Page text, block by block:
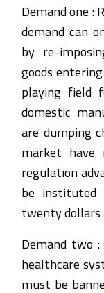
Demand one :
demand can
by re-
goods
playing field
domestic
are dumping
market have
regulation
be
twenty dollars
Demand two
healthcare
must be